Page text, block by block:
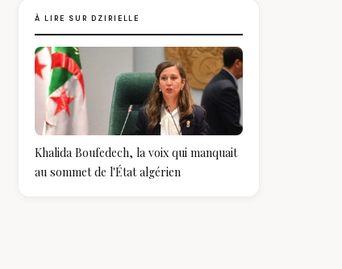
À LIRE SUR DZIRIELLE
Khalida Boufedech, la voix qui manquait
au sommet de l'État algérien